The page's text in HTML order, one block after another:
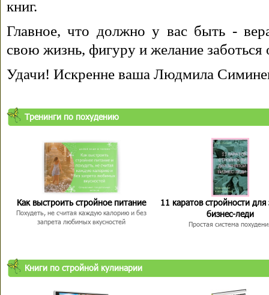
книг.
Главное, что должно у вас быть -
свою жизнь, фигуру и желание заботься
Удачи! Искренне ваша Людмила
Тренинги по похудению
Как выстроить стройное питание
Похудеть, не считая каждую калорию и без
запрета любимых вкусностей
11 каратов стройности для
бизнес-леди
Простая система
Книги по стройной кулинарии